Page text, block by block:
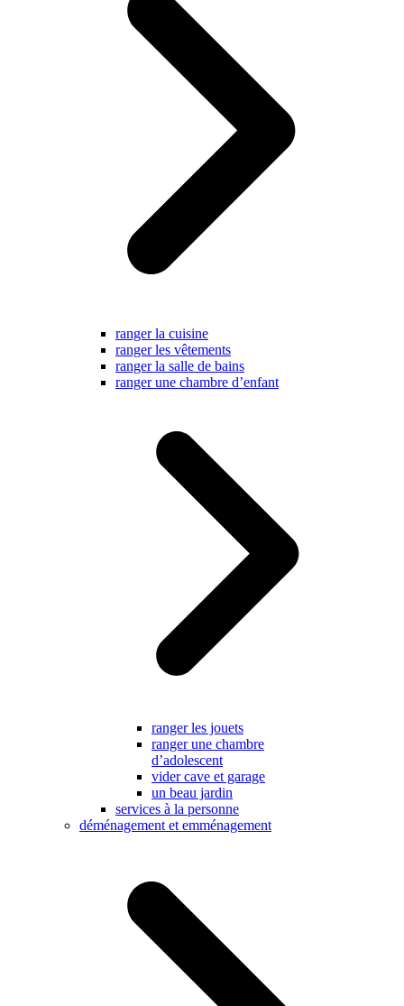
ranger la cuisine
ranger les vêtements
ranger la salle de bains
ranger une chambre d’enfant
ranger les jouets
ranger une chambre
d’adolescent
vider cave et garage
un beau jardin
services à la personne
déménagement et emménagement